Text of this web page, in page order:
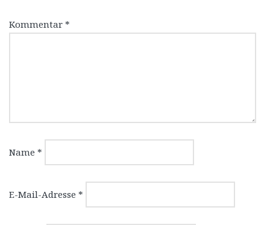
Kommentar *
Name *
E-Mail-Adresse *